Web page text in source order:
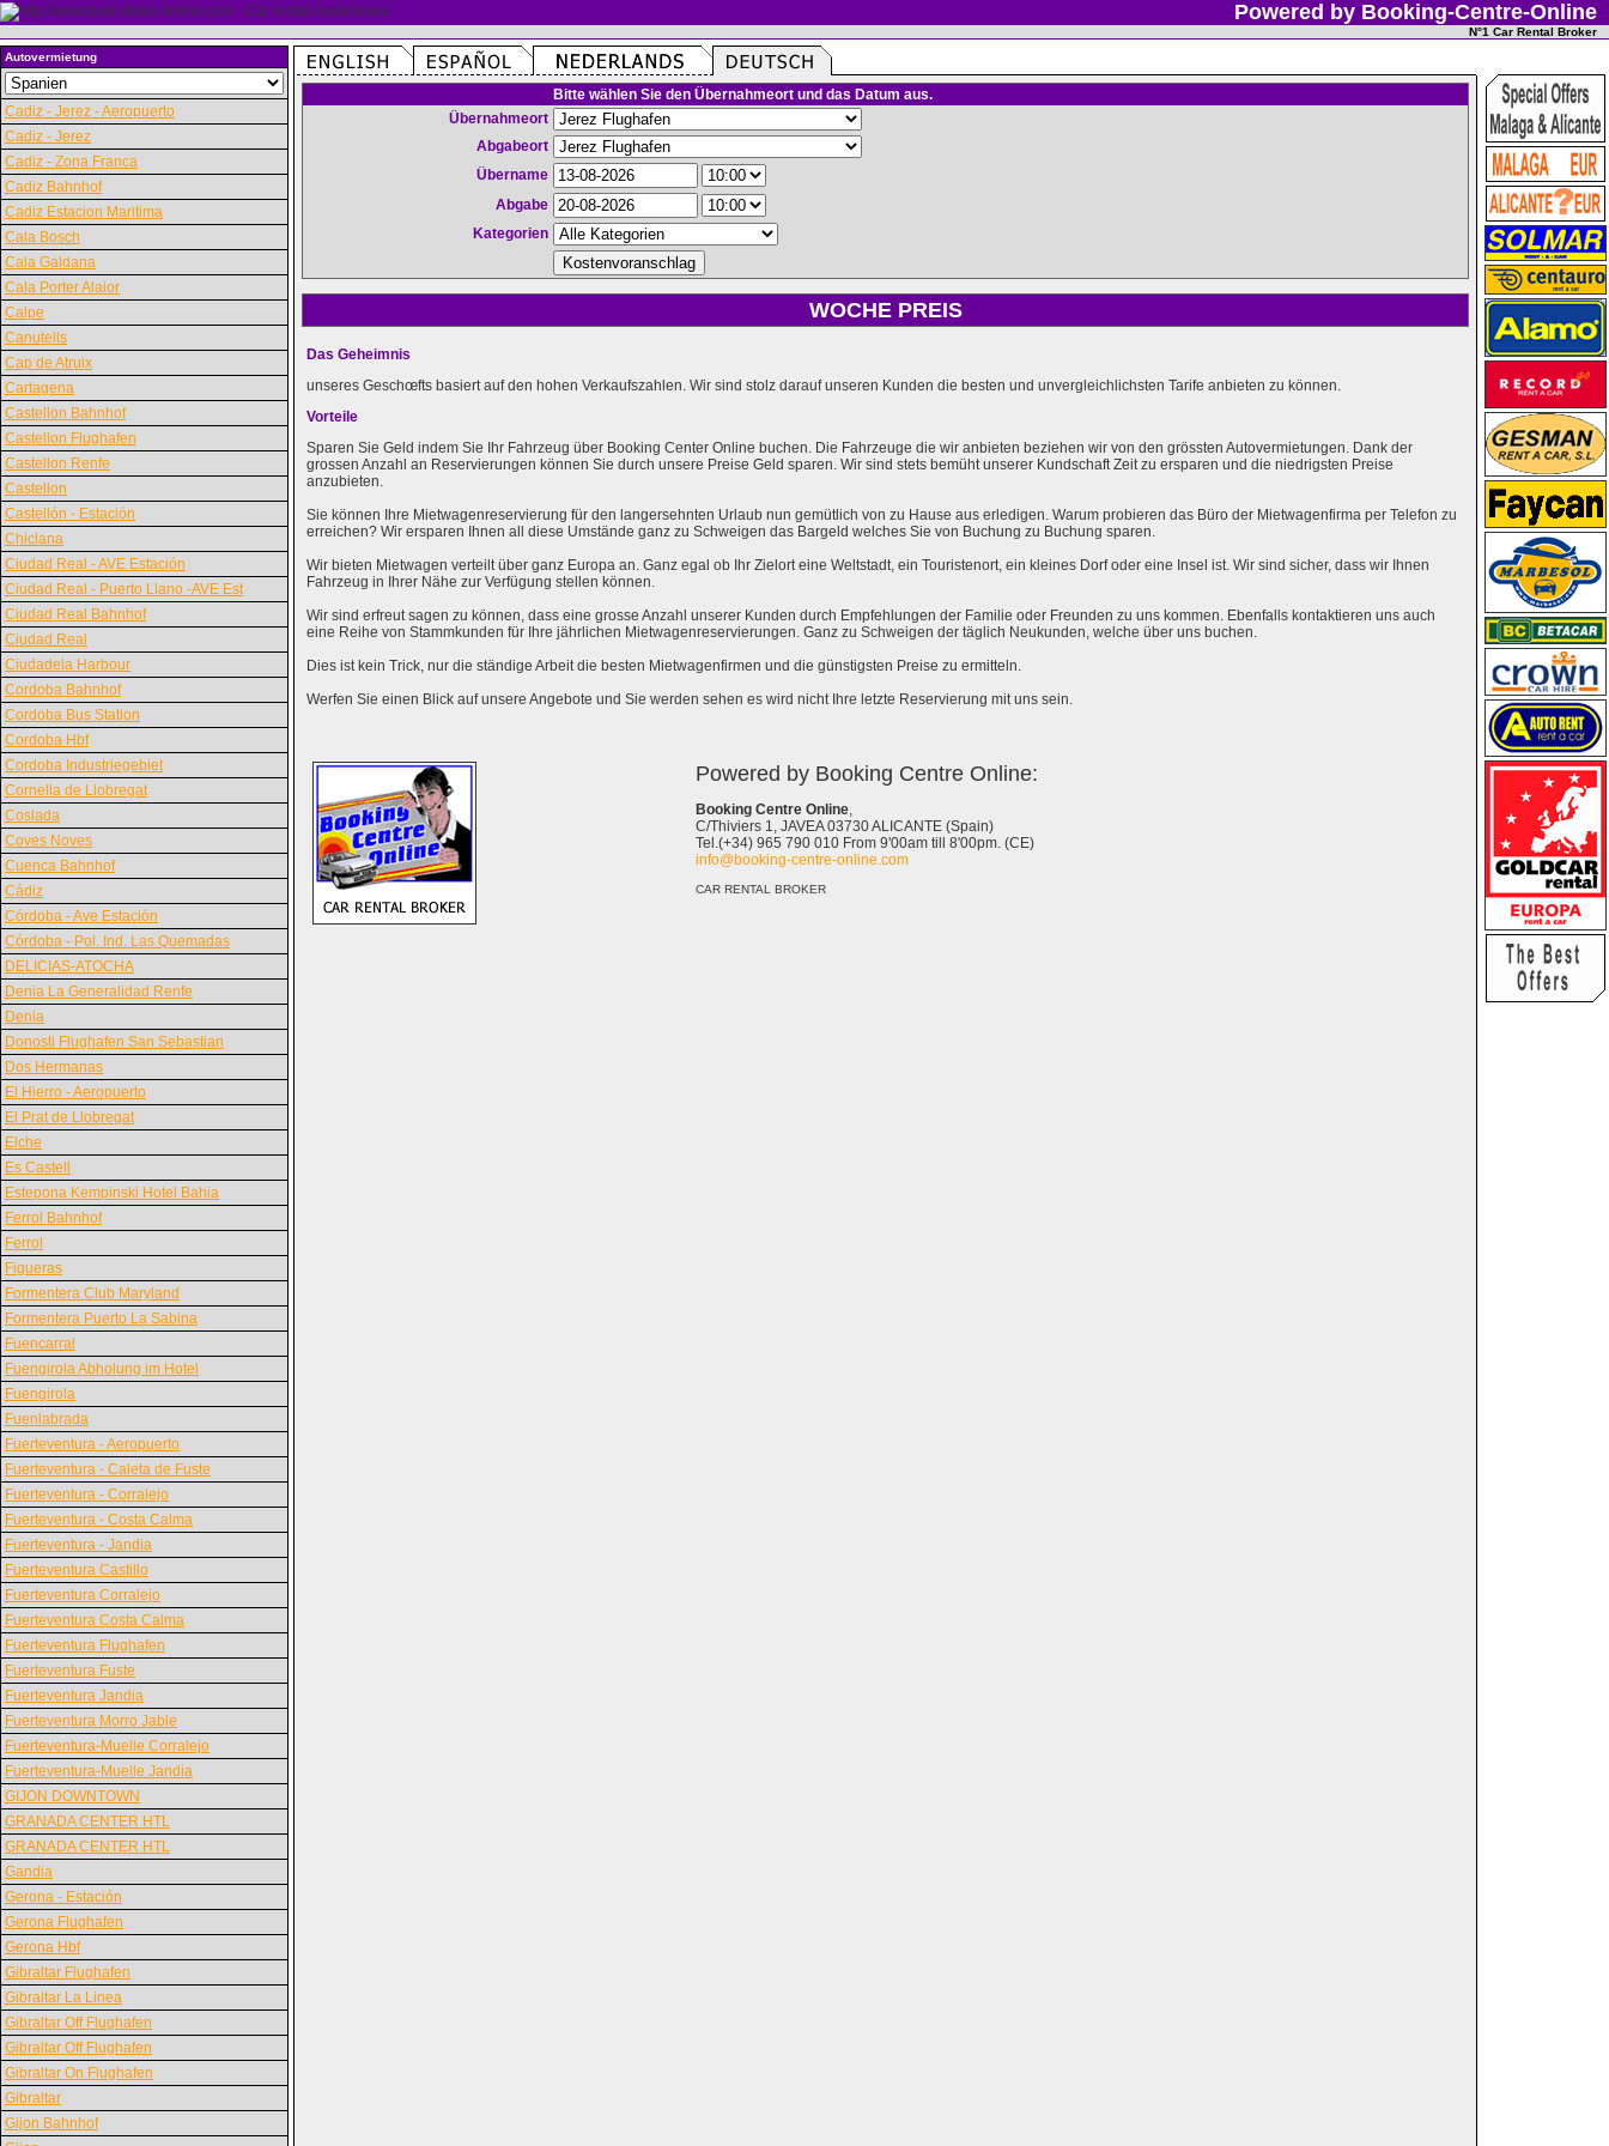
Powered by Booking-Centre-Online
N°1 Car Rental Broker
Autovermietung
Cadiz - Jerez - Aeropuerto
Cadiz - Jerez
Cadiz - Zona Franca
Cadiz Bahnhof
Cadiz Estacion Maritima
Cala Bosch
Cala Galdana
Cala Porter Alaior
Calpe
Canutells
Cap de Atruix
Cartagena
Castellon Bahnhof
Castellon Flughafen
Castellon Renfe
Castellon
Castellón - Estación
Chiclana
Ciudad Real - AVE Estación
Ciudad Real - Puerto Llano -AVE Est
Ciudad Real Bahnhof
Ciudad Real
Ciudadela Harbour
Cordoba Bahnhof
Cordoba Bus Station
Cordoba Hbf
Cordoba Industriegebiet
Cornella de Llobregat
Coslada
Coves Noves
Cuenca Bahnhof
Cádiz
Córdoba - Ave Estación
Córdoba - Pol. Ind. Las Quemadas
DELICIAS-ATOCHA
Denia La Generalidad Renfe
Denia
Donosti Flughafen San Sebastian
Dos Hermanas
El Hierro - Aeropuerto
El Prat de Llobregat
Elche
Es Castell
Estepona Kempinski Hotel Bahia
Ferrol Bahnhof
Ferrol
Figueras
Formentera Club Maryland
Formentera Puerto La Sabina
Fuencarral
Fuengirola Abholung im Hotel
Fuengirola
Fuenlabrada
Fuerteventura - Aeropuerto
Fuerteventura - Caleta de Fuste
Fuerteventura - Corralejo
Fuerteventura - Costa Calma
Fuerteventura - Jandia
Fuerteventura Castillo
Fuerteventura Corralejo
Fuerteventura Costa Calma
Fuerteventura Flughafen
Fuerteventura Fuste
Fuerteventura Jandia
Fuerteventura Morro Jable
Fuerteventura-Muelle Corralejo
Fuerteventura-Muelle Jandia
GIJON DOWNTOWN
GRANADA CENTER HTL
GRANADA CENTER HTL
Gandia
Gerona - Estación
Gerona Flughafen
Gerona Hbf
Gibraltar Flughafen
Gibraltar La Linea
Gibraltar Off Flughafen
Gibraltar Off Flughafen
Gibraltar On Flughafen
Gibraltar
Gijon Bahnhof
Bitte wählen Sie den Übernahmeort und das Datum aus.
Übernahmeort
Abgabeort
Übername
Abgabe
Kategorien
WOCHE PREIS
Das Geheimnis
unseres Geschœfts basiert auf den hohen Verkaufszahlen. Wir sind stolz darauf unseren Kunden die besten und unvergleichlichsten Tarife anbieten zu können.
Vorteile
Sparen Sie Geld indem Sie Ihr Fahrzeug über Booking Center Online buchen. Die Fahrzeuge die wir anbieten beziehen wir von den grössten Autovermietungen. Dank der
grossen Anzahl an Reservierungen können Sie durch unsere Preise Geld sparen. Wir sind stets bemüht unserer Kundschaft Zeit zu ersparen und die niedrigsten Preise
anzubieten.
Sie können Ihre Mietwagenreservierung für den langersehnten Urlaub nun gemütlich von zu Hause aus erledigen. Warum probieren das Büro der Mietwagenfirma per Telefon zu
erreichen? Wir ersparen Ihnen all diese Umstände ganz zu Schweigen das Bargeld welches Sie von Buchung zu Buchung sparen.
Wir bieten Mietwagen verteilt über ganz Europa an. Ganz egal ob Ihr Zielort eine Weltstadt, ein Touristenort, ein kleines Dorf oder eine Insel ist. Wir sind sicher, dass wir Ihnen
Fahrzeug in Ihrer Nähe zur Verfügung stellen können.
Wir sind erfreut sagen zu können, dass eine grosse Anzahl unserer Kunden durch Empfehlungen der Familie oder Freunden zu uns kommen. Ebenfalls kontaktieren uns auch
eine Reihe von Stammkunden für Ihre jährlichen Mietwagenreservierungen. Ganz zu Schweigen der täglich Neukunden, welche über uns buchen.
Dies ist kein Trick, nur die ständige Arbeit die besten Mietwagenfirmen und die günstigsten Preise zu ermitteln.
Werfen Sie einen Blick auf unsere Angebote und Sie werden sehen es wird nicht Ihre letzte Reservierung mit uns sein.
Powered by Booking Centre Online:
Booking Centre Online,
C/Thiviers 1, JAVEA 03730 ALICANTE (Spain)
Tel.(+34) 965 790 010 From 9'00am till 8'00pm. (CE)
info@booking-centre-online.com
CAR RENTAL BROKER